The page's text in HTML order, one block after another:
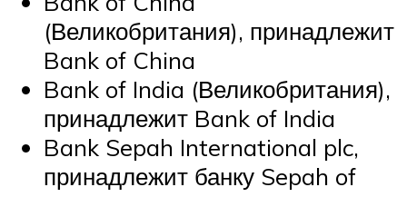
(Великобритания), принадлежит
Bank of China
Bank of India (Великобритания),
принадлежит Bank of India
Bank Sepah International plc,
принадлежит банку Sepah of